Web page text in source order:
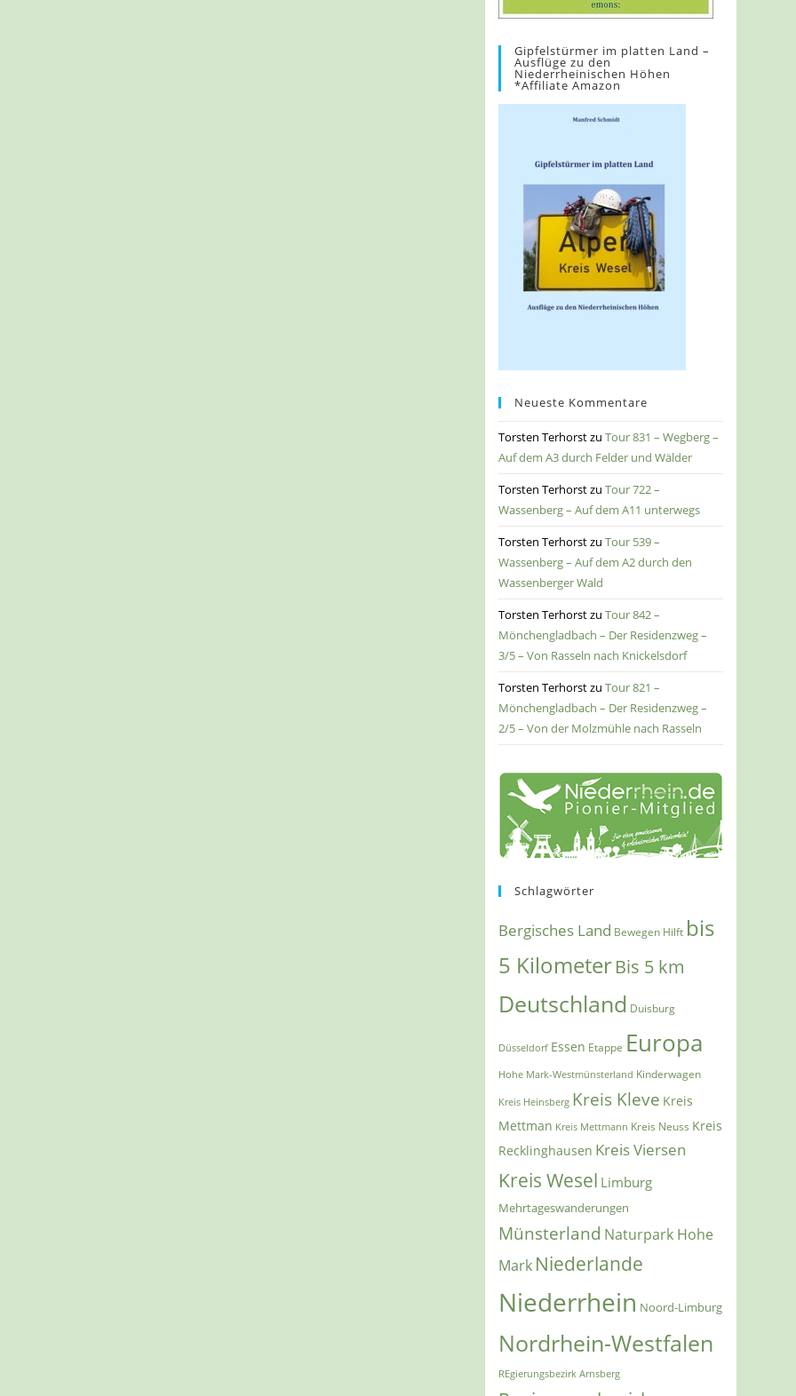
Gipfelstürmer im platten Land –
Ausflüge zu den
Niederrheinischen Höhen
*Affiliate Amazon
Neueste Kommentare
Torsten TerhorstzuTour 831 – Wegberg –
Auf dem A3 durch Felder und Wälder
Torsten TerhorstzuTour 722 –
Wassenberg – Auf dem A11 unterwegs
Torsten TerhorstzuTour 539 –
Wassenberg – Auf dem A2 durch den
Wassenberger Wald
Torsten TerhorstzuTour 842 –
Mönchengladbach – Der Residenzweg –
3/5 – Von Rasseln nach Knickelsdorf
Torsten TerhorstzuTour 821 –
Mönchengladbach – Der Residenzweg –
2/5 – Von der Molzmühle nach Rasseln
Schlagwörter
Bergisches Land Bewegen Hilft bis
5 KilometerBis 5 km
Deutschland Duisburg
Düsseldorf Essen Etappe Europa
Hohe Mark-Westmünsterland Kinderwagen
Kreis Heinsberg Kreis Kleve Kreis
Mettman Kreis Mettmann Kreis Neuss Kreis
Recklinghausen Kreis Viersen
Kreis Wesel Limburg
Mehrtageswanderungen
Münsterland Naturpark Hohe
Mark Niederlande
Niederrhein Noord-Limburg
Nordrhein-Westfalen
REgierungsbezirk Arnsberg